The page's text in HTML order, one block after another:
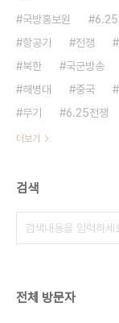
국방홍보원 6.25
항공기
전쟁
북한
국군방송
해병대
중국
무기
6.25전쟁
더보기
검색
전체 방문자